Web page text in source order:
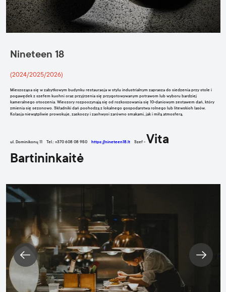
Nineteen 18
(2024/2025/2026)
Mieszcząca się w zabytkowym budynku restauracja w stylu industrialnym zaprasza do siedzenia przy stole i
pogawędek z szefem kuchni oraz przyjrzenia się przygotowywanym potrawom lub wyboru bardziej
kameralnego otoczenia. Wieczory rozpoczynają się od rozkoszowania się 10-daniowym zestawem dań, który
zmienia się sezonowo. Składniki dań pochodzą z lokalnego gospodarstwa rolnego lub litewskich lasów.
Kolacja niewątpliwie prowokuje, zaskoczy i zachwyci zarówno smakami, jak i miłą atmosferą.
ul. Dominikonų 11 Tel.: +370 608 08 950 https://nineteen18.lt Szef - Vita
Bartininkaitė